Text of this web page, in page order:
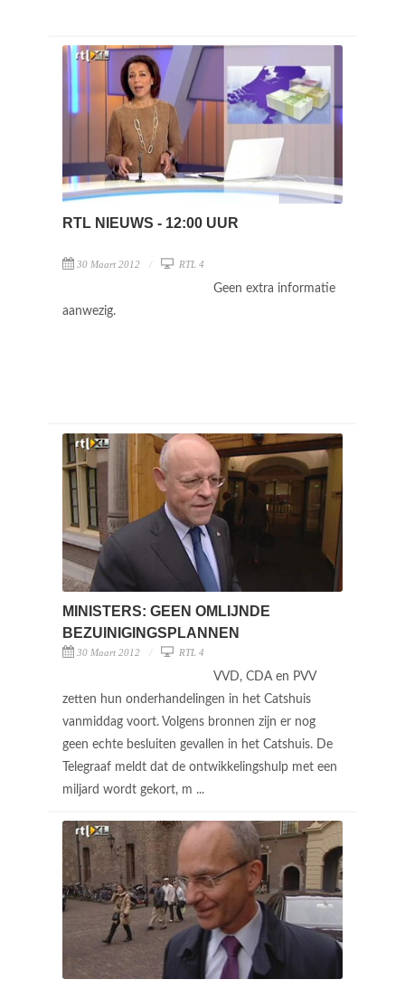
RTL NIEUWS - 12:00 UUR
30 Maart 2012 RTL 4
Geen extra informatie
aanwezig.
MINISTERS: GEEN OMLIJNDE
BEZUINIGINGSPLANNEN
30 Maart 2012 RTL 4
VVD, CDA en PVV
zetten hun onderhandelingen in het Catshuis
vanmiddag voort. Volgens bronnen zijn er nog
geen echte besluiten gevallen in het Catshuis. De
Telegraaf meldt dat de ontwikkelingshulp met een
miljard wordt gekort, m ...